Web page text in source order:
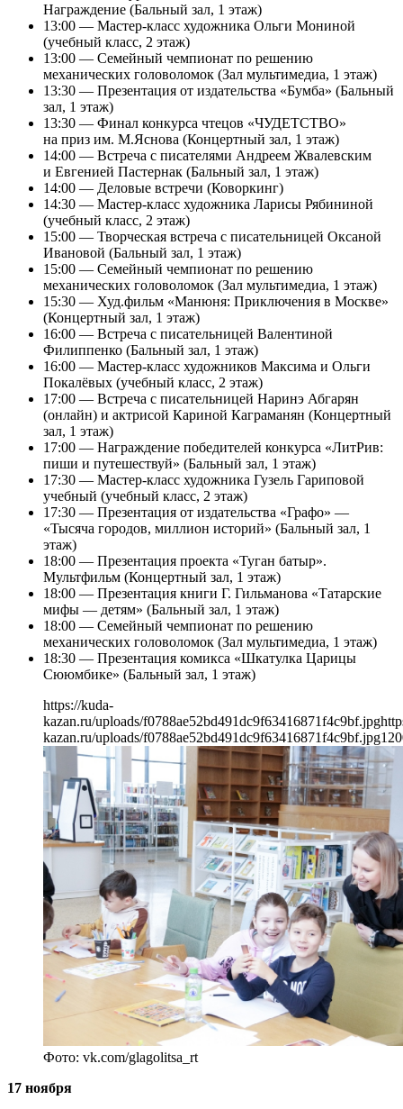
Награждение (Бальный зал, 1 этаж)
13:00 — Мастер-класс художника Ольги Мониной
(учебный класс, 2 этаж)
13:00 — Семейный чемпионат по решению
механических головоломок (Зал мультимедиа, 1 этаж)
13:30 — Презентация от издательства «Бумба» (Бальный
зал, 1 этаж)
13:30 — Финал конкурса чтецов «ЧУДЕТСТВО»
на приз им. М.Яснова (Концертный зал, 1 этаж)
14:00 — Встреча с писателями Андреем Жвалевским
и Евгенией Пастернак (Бальный зал, 1 этаж)
14:00 — Деловые встречи (Коворкинг)
14:30 — Мастер-класс художника Ларисы Рябининой
(учебный класс, 2 этаж)
15:00 — Творческая встреча с писательницей Оксаной
Ивановой (Бальный зал, 1 этаж)
15:00 — Семейный чемпионат по решению
механических головоломок (Зал мультимедиа, 1 этаж)
15:30 — Худ.фильм «Манюня: Приключения в Москве»
(Концертный зал, 1 этаж)
16:00 — Встреча с писательницей Валентиной
Филиппенко (Бальный зал, 1 этаж)
16:00 — Мастер-класс художников Максима и Ольги
Покалёвых (учебный класс, 2 этаж)
17:00 — Встреча с писательницей Наринэ Абгарян
(онлайн) и актрисой Кариной Каграманян (Концертный
зал, 1 этаж)
17:00 — Награждение победителей конкурса «ЛитРив:
пиши и путешествуй» (Бальный зал, 1 этаж)
17:30 — Мастер-класс художника Гузель Гариповой
учебный (учебный класс, 2 этаж)
17:30 — Презентация от издательства «Графо» —
«Тысяча городов, миллион историй» (Бальный зал, 1
этаж)
18:00 — Презентация проекта «Туган батыр».
Мультфильм (Концертный зал, 1 этаж)
18:00 — Презентация книги Г. Гильманова «Татарские
мифы — детям» (Бальный зал, 1 этаж)
18:00 — Семейный чемпионат по решению
механических головоломок (Зал мультимедиа, 1 этаж)
18:30 — Презентация комикса «Шкатулка Царицы
Сююмбике» (Бальный зал, 1 этаж)
https://kuda-
kazan.ru/uploads/f0788ae52bd491dc9f63416871f4c9bf.jpg
kazan.ru/uploads/f0788ae52bd491dc9f63416871f4c9bf.jpg
Фото: vk.com/glagolitsa_rt
17 ноября